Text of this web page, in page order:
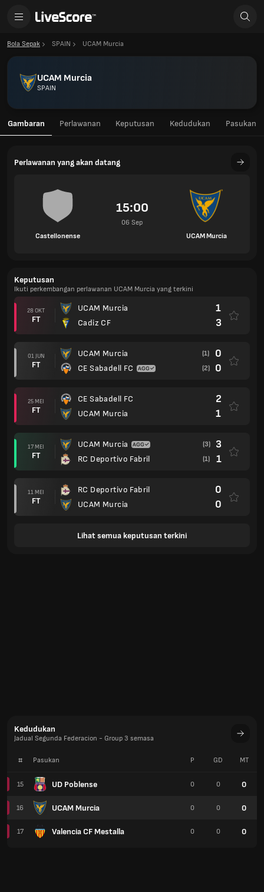
Bola Sepak SPAIN UCAM Murcia
UCAM Murcia
SPAIN
Gambaran Perlawanan Keputusan Kedudukan Pasukan
Perlawanan yang akan datang
Castellonense
15:00
06 Sep
UCAM Murcia
Keputusan
Ikuti perkembangan perlawanan UCAM Murcia yang terkini
28 OKT
FT
UCAM Murcia
Cadiz CF
1
3
01 JUN
FT
UCAM Murcia
CE Sabadell FC
(1) 0
(2) 0
25 MEI
FT
CE Sabadell FC
UCAM Murcia
2
1
17 MEI
FT
UCAM Murcia
RC Deportivo Fabril
(3) 3
(1) 1
11 MEI
FT
RC Deportivo Fabril
UCAM Murcia
0
0
Lihat semua keputusan terkini
Kedudukan
Jadual Segunda Federacion - Group 3 semasa
# Pasukan
15 UD Poblense
16 UCAM Murcia
17 Valencia CF Mestalla
P GD MT
0 0 0
0 0 0
0 0 0